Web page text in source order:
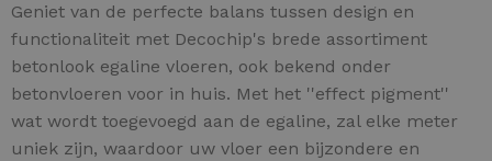
Geniet van de perfecte balans tussen design en
functionaliteit met Decochip's brede assortiment
betonlook egaline vloeren, ook bekend onder
betonvloeren voor in huis. Met het ''effect pigment''
wat wordt toegevoegd aan de egaline, zal elke meter
uniek zijn, waardoor uw vloer een bijzondere en